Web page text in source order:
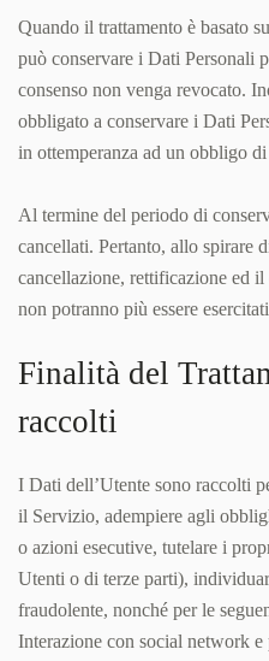
Quando il trattamento è basato
può conservare i Dati Personali
consenso non venga revocato.
obbligato a conservare i Dati
in ottemperanza ad un obbligo
Al termine del periodo di
cancellati. Pertanto, allo spirare
cancellazione, rettificazione ed
non potranno più essere
Finalità del
raccolti
I Dati dell’Utente sono raccolti
il Servizio, adempiere agli
o azioni esecutive, tutelare i
Utenti o di terze parti),
fraudolente, nonché per le
Interazione con social network e